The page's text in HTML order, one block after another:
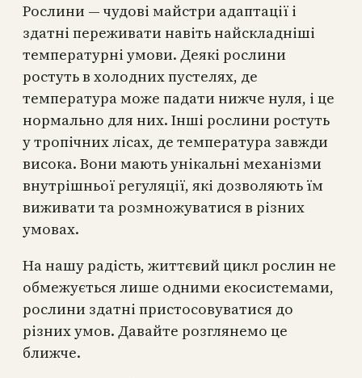
Рослини — чудові майстри адаптації і
здатні переживати навіть найскладніші
температурні умови. Деякі рослини
ростуть в холодних пустелях, де
температура може падати нижче нуля, і це
нормально для них. Інші рослини ростуть
у тропічних лісах, де температура завжди
висока. Вони мають унікальні механізми
внутрішньої регуляції, які дозволяють їм
виживати та розмножуватися в різних
умовах.
На нашу радість, життєвий цикл рослин не
обмежується лише одними екосистемами,
рослини здатні пристосовуватися до
різних умов. Давайте розглянемо це
ближче.